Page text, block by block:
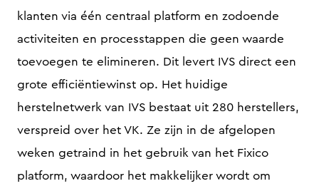
klanten via één centraal platform en zodoende
activiteiten en processtappen die geen waarde
toevoegen te elimineren. Dit levert IVS direct een
grote efficiëntiewinst op. Het huidige
herstelnetwerk van IVS bestaat uit 280 herstellers,
verspreid over het VK. Ze zijn in de afgelopen
weken getraind in het gebruik van het Fixico
platform, waardoor het makkelijker wordt om